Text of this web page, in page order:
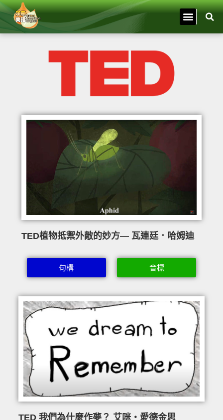
TED植物抵禦外敵的妙方— 瓦連廷．哈姆迪
句構 音標
TED 我們為什麼作夢？ 艾咪‧愛德金思